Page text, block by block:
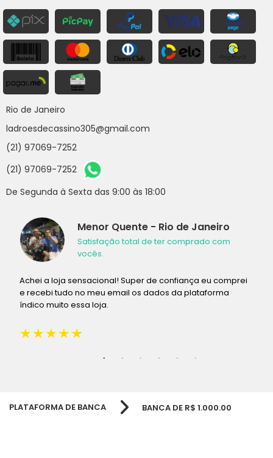
Rio de Janeiro
ladroesdecassino305@gmail.com
(21) 97069-7252
(21) 97069-7252
De Segunda à Sexta das 9:00 às 18:00
Menor Quente - Rio de Janeiro
Satisfação total de ter comprado com
vocês.
Achei a loja sensacional! Super de confiança eu comprei
e recebi tudo no meu email os dados da plataforma
índico muito essa loja.
PLATAFORMA DE BANCA BANCA DE R$ 1.000.00